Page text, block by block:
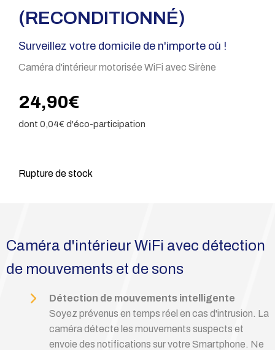
(RECONDITIONNÉ)
Surveillez votre domicile de n'importe où !
Caméra d'intérieur motorisée WiFi avec Sirène
24,90€
dont 0,04€ d'éco-participation
Rupture de stock
Caméra d'intérieur WiFi avec détection
de mouvements et de sons
Détection de mouvements intelligente
Soyez prévenus en temps réel en cas d'intrusion. La
caméra détecte les mouvements suspects et
envoie des notifications sur votre Smartphone. Ne